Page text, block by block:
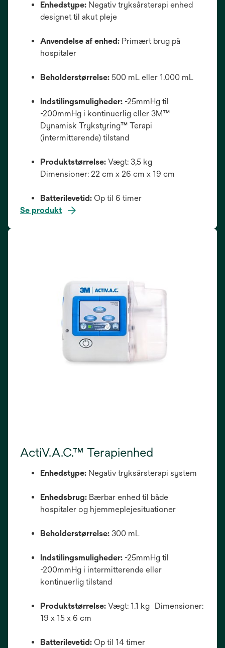
Enhedstype: Negativ tryksårsterapi enhed
designet til akut pleje
Anvendelse af enhed: Primært brug på
hospitaler
Beholderstørrelse: 500 mL eller 1.000 mL
Indstilingsmuligheder: -25mmHg til
-200mmHg i kontinuerlig eller 3M™
Dynamisk Trykstyring™ Terapi
(intermitterende) tilstand
Produktstørrelse: Vægt: 3,5 kg
Dimensioner: 22 cm x 26 cm x 19 cm
Batterilevetid: Op til 6 timer
Se produkt
ActiV.A.C.™ Terapienhed
Enhedstype: Negativ tryksårsterapi system
Enhedsbrug: Bærbar enhed til både
hospitaler og hjemmeplejesituationer
Beholderstørrelse: 300 mL
Indstilingsmuligheder: -25mmHg til
-200mmHg i intermitterende eller
kontinuerlig tilstand
Produktstørrelse: Vægt: 1.1 kg Dimensioner:
19 x 15 x 6 cm
Batterilevetid: Op til 14 timer